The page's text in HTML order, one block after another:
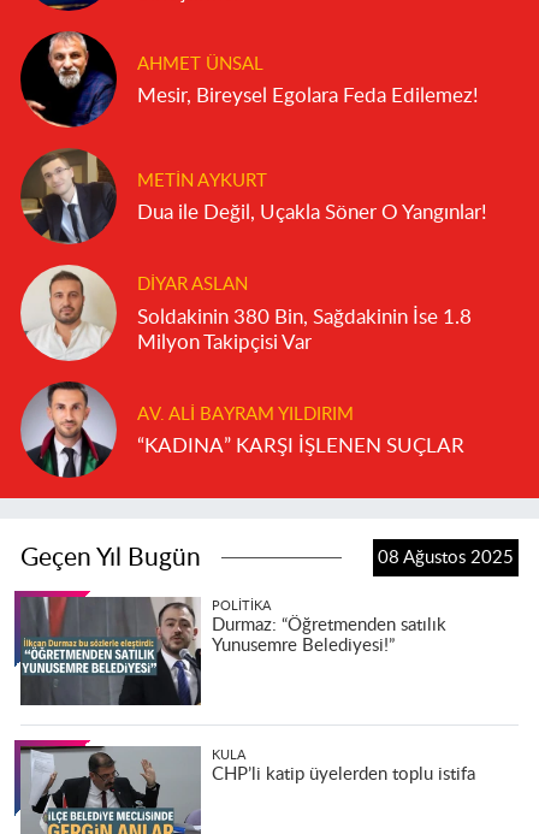
AHMET ÜNSAL
Mesir, Bireysel Egolara Feda Edilemez!
METIN AYKURT
Dua ile Değil, Uçakla Söner O Yangınlar!
DIYAR ASLAN
Soldakinin 380 Bin, Sağdakinin İse 1.8
Milyon Takipçisi Var
AV. ALI BAYRAM YILDIRIM
“KADINA” KARŞI İŞLENEN SUÇLAR
Geçen Yıl Bugün 08 Ağustos 2025
POLITIKA
Durmaz: “Öğretmenden satılık
Yunusemre Belediyesi!”
KULA
CHP’li katip üyelerden toplu istifa